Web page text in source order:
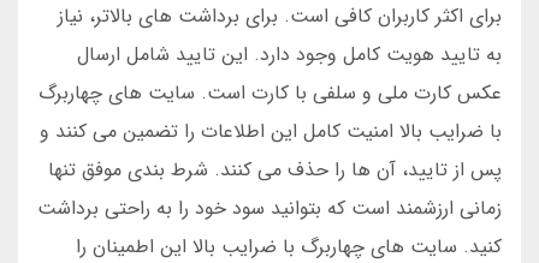
برای اکثر کاربران کافی است. برای برداشت های بالاتر، نیاز
به تایید هویت کامل وجود دارد. این تایید شامل ارسال
عکس کارت ملی و سلفی با کارت است. سایت های چهاربرگ
با ضرایب بالا امنیت کامل این اطلاعات را تضمین می کنند و
پس از تایید، آن ها را حذف می کنند. شرط بندی موفق تنها
زمانی ارزشمند است که بتوانید سود خود را به راحتی برداشت
کنید. سایت های چهاربرگ با ضرایب بالا این اطمینان را